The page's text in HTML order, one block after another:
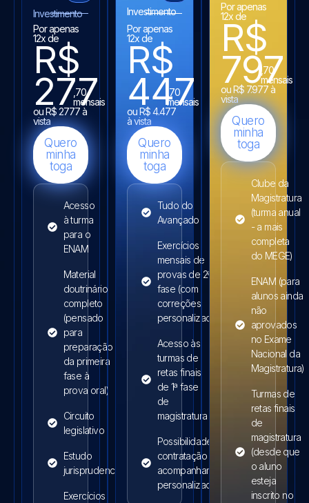
Investimento
Por apenas
12x de
R$
277
,70
mensais
ou R$ 2777 à
vista
Quero
minha
toga
Acesso
à turma
para o
ENAM
Material
doutrinário
completo
(pensado
para
preparação
da primeira
fase à
prova oral)
Circuito
legislativo
Estudo
jurisprudencial
Exercícios
Investimento
Por apenas
12x de
R$
447
,70
mensais
ou R$ 4.477
à vista
Quero
minha
toga
Tudo do
Avançado
Exercícios
mensais de
provas de 2ª
fase (com
correções
personalizadas)
Acesso às
turmas de
retas finais
de 1ª fase
de
magistratura
Possibilidade de
contratação de
acompanhamento
personalizado
Por apenas
12x de
R$
797
,70
mensais
ou R$ 7.977 à
vista
Quero
minha
toga
Clube da
Magistratura
(turma anual
- a mais
completa
do MEGE)
ENAM (para
alunos ainda
não
aprovados
no Exame
Nacional da
Magistratura)
Turmas de
retas finais
de
magistratura
(desde que
o aluno
esteja
inscrito no